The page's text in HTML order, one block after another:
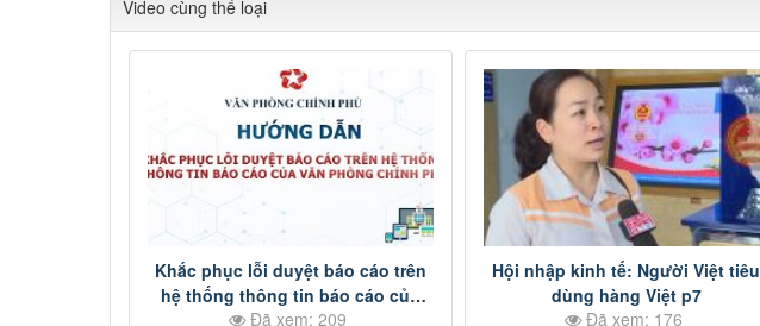
Video cùng thể loại
Khắc phục lỗi duyệt báo cáo trên
hệ thống thông tin báo cáo của
Văn phòng Chính phủ
Đã xem: 209
Hội nhập kinh tế: Người Việt tiêu
dùng hàng Việt p7
Đã xem: 176